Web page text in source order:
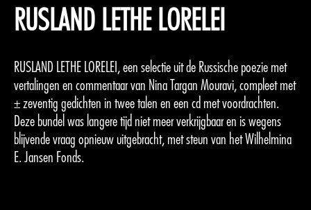
RUSLAND LETHE LORELEI
RUSLAND LETHE LORELEI, een selectie uit de Russische poezie met
vertalingen en commentaar van Nina Targan Mouravi, compleet met
± zeventig gedichten in twee talen en een cd met voordrachten.
Deze bundel was langere tijd niet meer verkrijgbaar en is wegens
blijvende vraag opnieuw uitgebracht, met steun van het Wilhelmina
E. Jansen Fonds.